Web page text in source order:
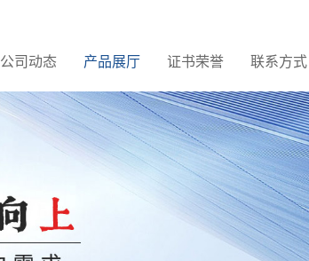
公司动态 产品展厅 证书荣誉 联系方式